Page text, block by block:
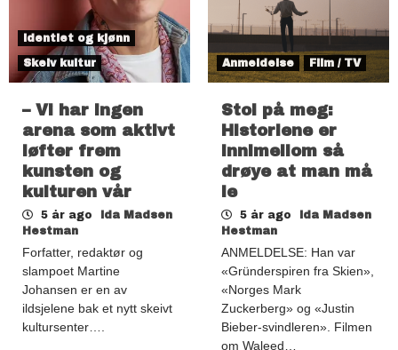
Identiet og kjønn
Skeiv kultur
– Vi har ingen
arena som aktivt
løfter frem
kunsten og
kulturen vår
5 år ago
Ida Madsen
Hestman
Forfatter, redaktør og
slampoet Martine
Johansen er en av
ildsjelene bak et nytt skeivt
kultursenter….
Anmeldelse Film / TV
Stol på meg:
Historiene er
innimellom så
drøye at man må
le
5 år ago
Ida Madsen
Hestman
ANMELDELSE: Han var
«Gründerspiren fra Skien»,
«Norges Mark
Zuckerberg» og «Justin
Bieber-svindleren». Filmen
om Waleed…